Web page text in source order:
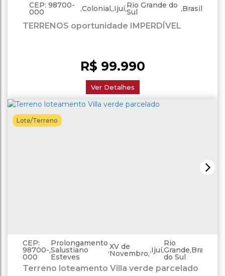
TERRENOS oportunidade IMPERDÍVEL
R$ 99.990
CEP: 98700-
000 ,Colonial ,Ijuí,Rio Grande do
Sul ,Brasil
Ver Detalhes
Lote/Terreno
Terreno loteamento Villa verde parcelado
CEP:
98700-
000
,
Prolongamento
Salustiano
Esteves
,XV de
Novembro ,Ijuí,
Rio
Grande
do Sul
,Brasil